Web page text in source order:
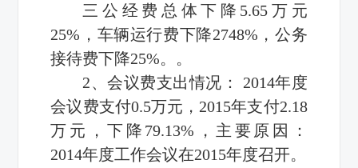
三公经费总体下降5.65万元
25%，车辆运行费下降2748%，公务
接待费下降25%。。
2、会议费支出情况： 2014年度
会议费支付0.5万元，2015年支付2.18
万元，下降79.13%，主要原因：
2014年度工作会议在2015年度召开。